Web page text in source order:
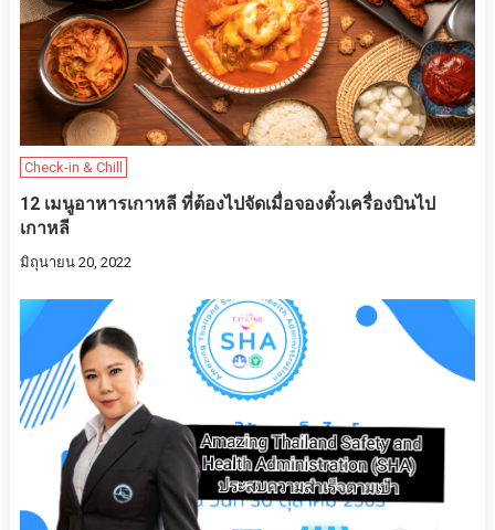
Check-in & Chill
12 เมนูอาหารเกาหลี ที่ต้องไปจัดเมื่อจองตั๋วเครื่องบินไป
เกาหลี
มิถุนายน 20, 2022